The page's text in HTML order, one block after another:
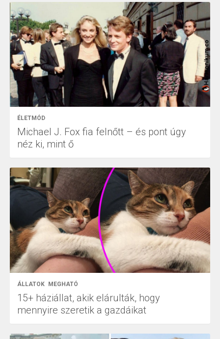
ÉLETMÓD
Michael J. Fox fia felnőtt – és pont úgy
néz ki, mint ő
ÁLLATOK MEGHATÓ
15+ háziállat, akik elárulták, hogy
mennyire szeretik a gazdáikat